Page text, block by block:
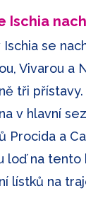
Ischia
Ischia se
Vivarou a
tři
v hlavní
Procida a
loď na
lístků na